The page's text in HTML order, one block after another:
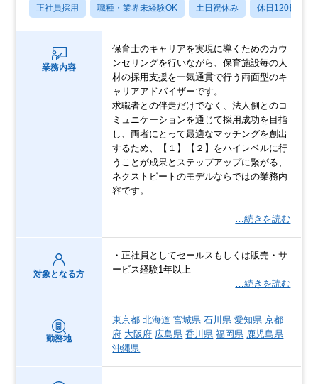
正社員採用 職種・業界未経験OK 土日祝休み 休日120日以上
業務内容
保育士のキャリアを実現に導くためのカウ
ンセリングを行いながら、保育施設毎の人
材の採用支援を一気通貫で行う両面型のキ
ャリアアドバイザーです。
求職者との伴走だけでなく、法人側とのコ
ミュニケーションを通じて採用成功を目指
し、両者にとって最適なマッチングを創出
するため、【１】【２】をハイレベルに行
うことが成果とステップアップに繋がる、
ネクストビートのモデルならではの業務内
容です。
…続きを読む
対象となる方
・正社員としてセールスもしくは販売・サ
ービス経験1年以上
…続きを読む
勤務地
東京都 北海道 宮城県 石川県 愛知県 京都
府 大阪府 広島県 香川県 福岡県 鹿児島県
沖縄県